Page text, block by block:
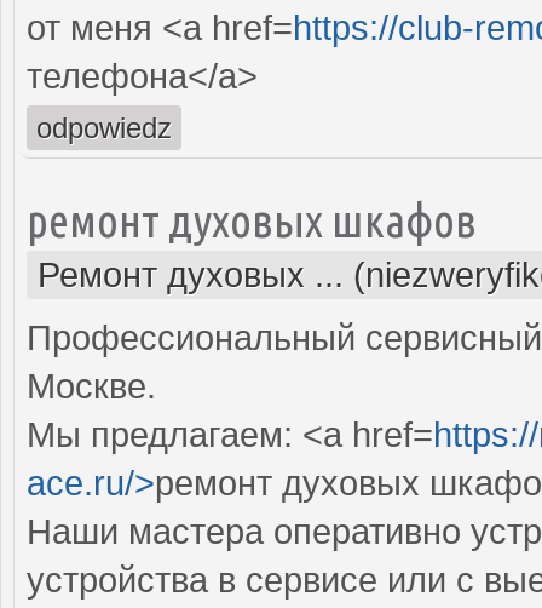
от меня <a href=https://club-
телефона</a>
odpowiedz
ремонт духовых шкафов
Ремонт духовых ...
Профессиональный
Москве.
Мы предлагаем: <a href=
ace.ru/>ремонт духовых
Наши мастера оперативно
устройства в сервисе или с